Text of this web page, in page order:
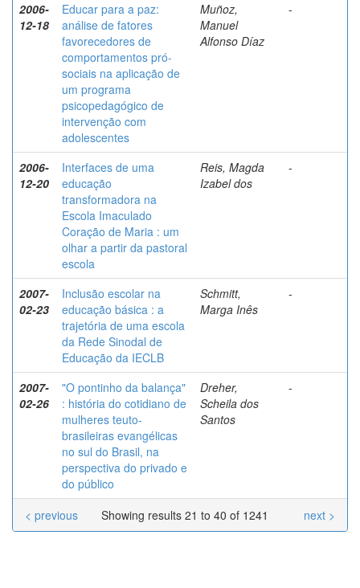
2006-
12-18
Educar para a paz:
análise de fatores
favorecedores de
comportamentos pró-
sociais na aplicação de
um programa
psicopedagógico de
intervenção com
adolescentes
Muñoz,
Manuel
Alfonso Díaz
-
2006-
12-20
Interfaces de uma
educação
transformadora na
Escola Imaculado
Coração de Maria : um
olhar a partir da pastoral
escola
Reis, Magda
Izabel dos
-
2007-
02-23
Inclusão escolar na
educação básica : a
trajetória de uma escola
da Rede Sinodal de
Educação da IECLB
Schmitt,
Marga Inês
-
2007-
02-26
"O pontinho da balança"
: história do cotidiano de
mulheres teuto-
brasileiras evangélicas
no sul do Brasil, na
perspectiva do privado e
do público
Dreher,
Scheila dos
Santos
-
Showing results 21 to 40 of 1241
< previous next >